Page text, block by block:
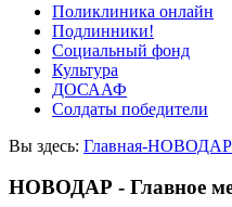
Поликлиника онлайн
Подлинники!
Социальный фонд
Культура
ДОСААФ
Солдаты победители
Вы здесь: Главная-НОВОДАР
НОВОДАР - Главное